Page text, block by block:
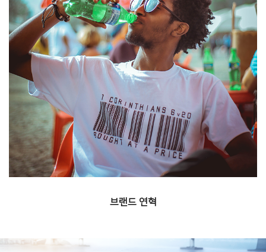
2002년 스타벅스 병커피 런칭, 2007년 아리조나
아이스티 런칭 등 인기 수입음료의 시작에는
한국쥬맥스가 있습니다.
브랜드 연혁